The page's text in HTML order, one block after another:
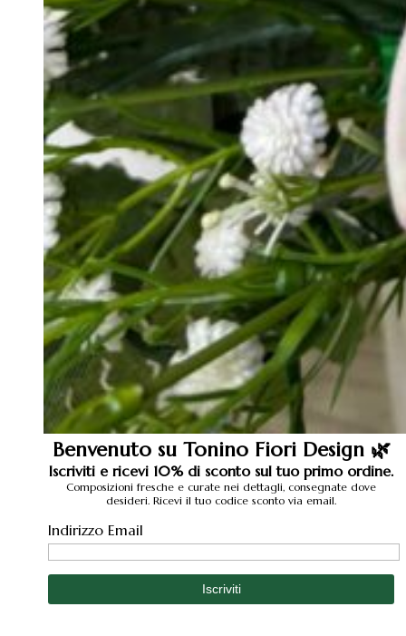
Benvenuto su Tonino Fiori Design 🌿
Iscriviti e ricevi 10% di sconto sul tuo primo ordine.
Composizioni fresche e curate nei dettagli, consegnate dove
desideri. Ricevi il tuo codice sconto via email.
Indirizzo Email